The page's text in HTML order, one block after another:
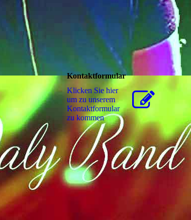
Kontaktformular
Klicken Sie hier
um zu unserem
Kon­takt­for­mu­lar
zu kommen